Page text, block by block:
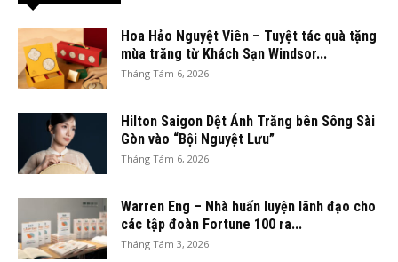
Hoa Hảo Nguyệt Viên – Tuyệt tác quà tặng
mùa trăng từ Khách Sạn Windsor...
Tháng Tám 6, 2026
Hilton Saigon Dệt Ánh Trăng bên Sông Sài
Gòn vào “Bội Nguyệt Lưu”
Tháng Tám 6, 2026
Warren Eng – Nhà huấn luyện lãnh đạo cho
các tập đoàn Fortune 100 ra...
Tháng Tám 3, 2026